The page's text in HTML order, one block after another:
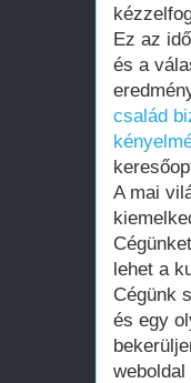
Ez az
és a
család
A mai
lehet a
Cégünk
és egy